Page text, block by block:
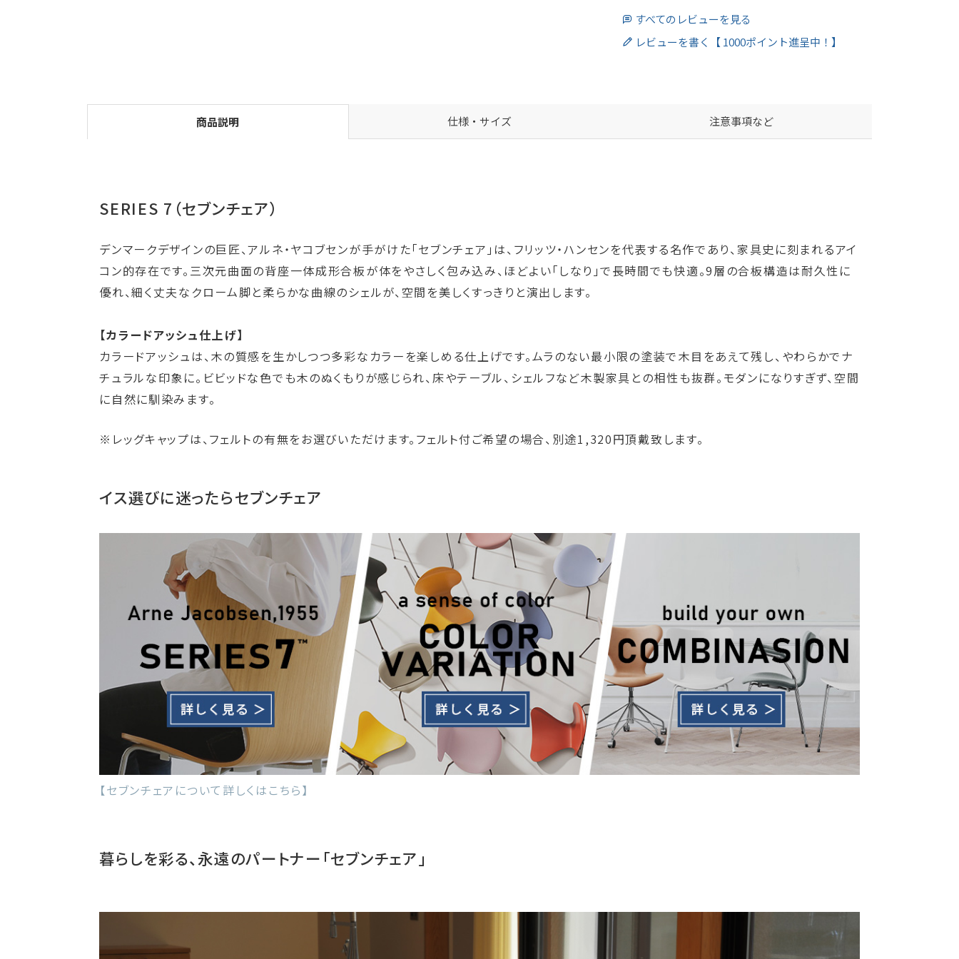
すべてのレビューを見る
レビューを書く【 1000ポイント進呈中！】
商品説明 仕様・サイズ 注意事項など
SERIES 7（セブンチェア）
デンマークデザインの巨匠、アルネ・ヤコブセンが手がけた「セブンチェア」は、フリッツ・ハンセンを代表する名作であり、家具史に刻まれるアイ
コン的存在です。三次元曲面の背座一体成形合板が体をやさしく包み込み、ほどよい「しなり」で長時間でも快適。9層の合板構造は耐久性に
優れ、細く丈夫なクローム脚と柔らかな曲線のシェルが、空間を美しくすっきりと演出します。
【カラードアッシュ仕上げ】
カラードアッシュは、木の質感を生かしつつ多彩なカラーを楽しめる仕上げです。ムラのない最小限の塗装で木目をあえて残し、やわらかでナ
チュラルな印象に。ビビッドな色でも木のぬくもりが感じられ、床やテーブル、シェルフなど木製家具との相性も抜群。モダンになりすぎず、空間
に自然に馴染みます。
※レッグキャップは、フェルトの有無をお選びいただけます。フェルト付ご希望の場合、別途1,320円頂戴致します。
イス選びに迷ったらセブンチェア
【セブンチェアについて詳しくはこちら】
暮らしを彩る、永遠のパートナー「セブンチェア」